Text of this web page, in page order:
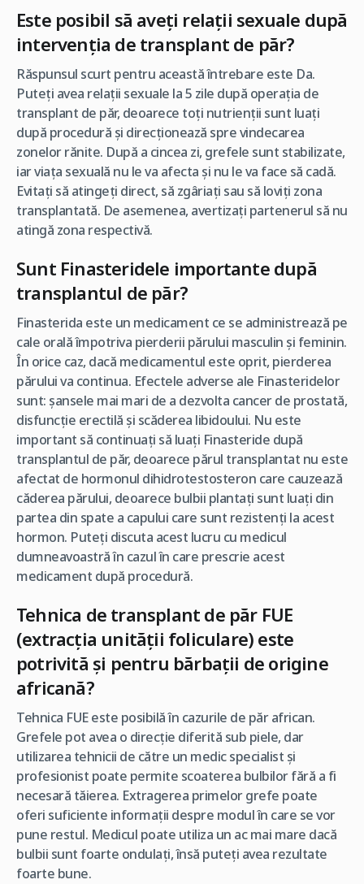
Este posibil să aveți relații sexuale după
intervenția de transplant de păr?
Răspunsul scurt pentru această întrebare este Da.
Puteți avea relații sexuale la 5 zile după operația de
transplant de păr, deoarece toți nutrienții sunt luați
după procedură și direcționează spre vindecarea
zonelor rănite. După a cincea zi, grefele sunt stabilizate,
iar viața sexuală nu le va afecta și nu le va face să cadă.
Evitați să atingeți direct, să zgâriați sau să loviți zona
transplantată. De asemenea, avertizați partenerul să nu
atingă zona respectivă.
Sunt Finasteridele importante după
transplantul de păr?
Finasterida este un medicament ce se administrează pe
cale orală împotriva pierderii părului masculin și feminin.
În orice caz, dacă medicamentul este oprit, pierderea
părului va continua. Efectele adverse ale Finasteridelor
sunt: șansele mai mari de a dezvolta cancer de prostată,
disfuncție erectilă și scăderea libidoului. Nu este
important să continuați să luați Finasteride după
transplantul de păr, deoarece părul transplantat nu este
afectat de hormonul dihidrotestosteron care cauzează
căderea părului, deoarece bulbii plantați sunt luați din
partea din spate a capului care sunt rezistenți la acest
hormon. Puteți discuta acest lucru cu medicul
dumneavoastră în cazul în care prescrie acest
medicament după procedură.
Tehnica de transplant de păr FUE
(extracția unității foliculare) este
potrivită și pentru bărbații de origine
africană?
Tehnica FUE este posibilă în cazurile de păr african.
Grefele pot avea o direcție diferită sub piele, dar
utilizarea tehnicii de către un medic specialist și
profesionist poate permite scoaterea bulbilor fără a fi
necesară tăierea. Extragerea primelor grefe poate
oferi suficiente informații despre modul în care se vor
pune restul. Medicul poate utiliza un ac mai mare dacă
bulbii sunt foarte ondulați, însă puteți avea rezultate
foarte bune.